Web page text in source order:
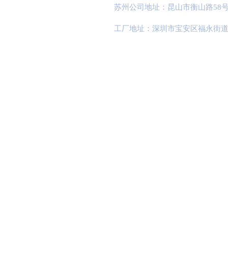
苏州公司地址：昆山市衡山路58
工厂地址：深圳市宝安区福永街